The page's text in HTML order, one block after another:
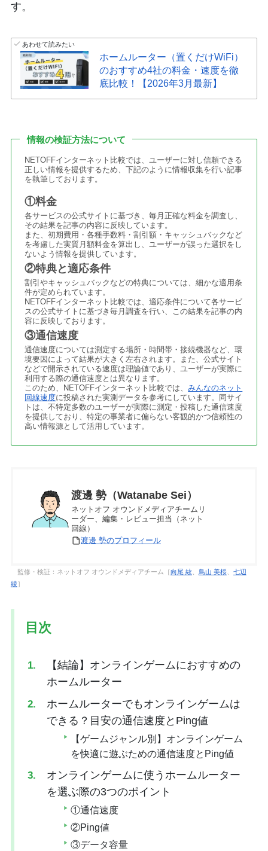
す。
あわせて読みたい
ホームルーター（置くだけWiFi）
のおすすめ4社の料金・速度を徹
底比較！【2026年3月最新】
情報の検証方法について
NETOFFインターネット比較では、ユーザーに対し信頼できる
正しい情報を提供するため、下記のように情報収集を行い記事
を執筆しております。
①料金
各サービスの公式サイトに基づき、毎月正確な料金を調査し、
その結果を記事の内容に反映しています。
また、初期費用・各種手数料・割引額・キャッシュバックなど
を考慮した実質月額料金を算出し、ユーザーが誤った選択をし
ないよう情報を提供しています。
②特典と適応条件
割引やキャッシュバックなどの特典については、細かな適用条
件が定められています。
NETOFFインターネット比較では、適応条件について各サービ
スの公式サイトに基づき毎月調査を行い、この結果を記事の内
容に反映しております。
③通信速度
通信速度については測定する場所・時間帯・接続機器など、環
境要因によって結果が大きく左右されます。また、公式サイト
などで開示されている速度は理論値であり、ユーザーが実際に
利用する際の通信速度とは異なります。
このため、NETOFFインターネット比較では、みんなのネット
回線速度に投稿された実測データを参考にしています。同サイ
トは、不特定多数のユーザーが実際に測定・投稿した通信速度
を提供しており、特定の事業者に偏らない客観的かつ信頼性の
高い情報源として活用しています。
渡邊 勢（Watanabe Sei）
ネットオフ オウンドメディアチームリ
ーダー、編集・レビュー担当（ネット
回線）
渡邊 勢のプロフィール
監修・検証：ネットオフ オウンドメディアチーム［向尾 絃、 鳥山 美桜、 七辺
綾］
目次
【結論】オンラインゲームにおすすめの
ホームルーター
ホームルーターでもオンラインゲームは
できる？目安の通信速度とPing値
【ゲームジャンル別】オンラインゲーム
を快適に遊ぶための通信速度とPing値
オンラインゲームに使うホームルーター
を選ぶ際の3つのポイント
①通信速度
②Ping値
③データ容量